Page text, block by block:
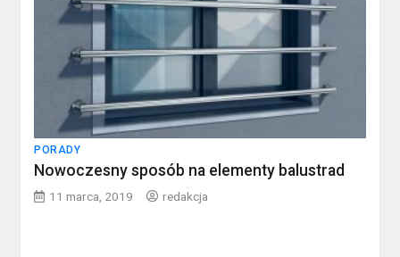
PORADY
Nowoczesny sposób na elementy balustrad
11 marca, 2019 redakcja